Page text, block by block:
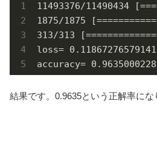
11493376/11490434
1875/1875
313/313
loss=
accuracy=
結果です。0.9635という正解率にな